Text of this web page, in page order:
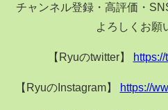
チャンネル登録・高評価・
よろしくお願
【Ryuのtwitter】
【RyuのInstagram】 https://